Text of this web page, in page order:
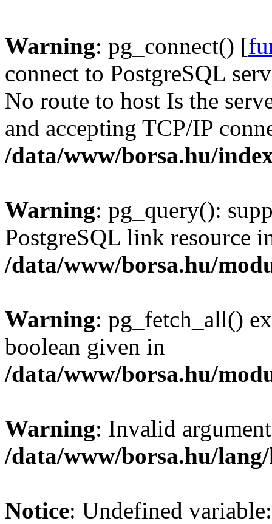
Warning: pg_connect() [
connect to PostgreSQL
No route to host Is the
and accepting TCP/IP
/data/www/borsa.hu/
Warning: pg_query():
PostgreSQL link resource
/data/www/borsa.hu/
Warning: pg_fetch_all()
boolean given in
/data/www/borsa.hu/
Warning: Invalid
/data/www/borsa.hu/
Notice: Undefined